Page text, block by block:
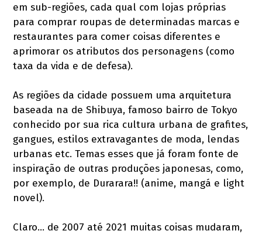
em sub-regiões, cada qual com lojas próprias
para comprar roupas de determinadas marcas e
restaurantes para comer coisas diferentes e
aprimorar os atributos dos personagens (como
taxa da vida e de defesa).
As regiões da cidade possuem uma arquitetura
baseada na de Shibuya, famoso bairro de Tokyo
conhecido por sua rica cultura urbana de grafites,
gangues, estilos extravagantes de moda, lendas
urbanas etc. Temas esses que já foram fonte de
inspiração de outras produções japonesas, como,
por exemplo, de Durarara!! (anime, mangá e light
novel).
Claro... de 2007 até 2021 muitas coisas mudaram,